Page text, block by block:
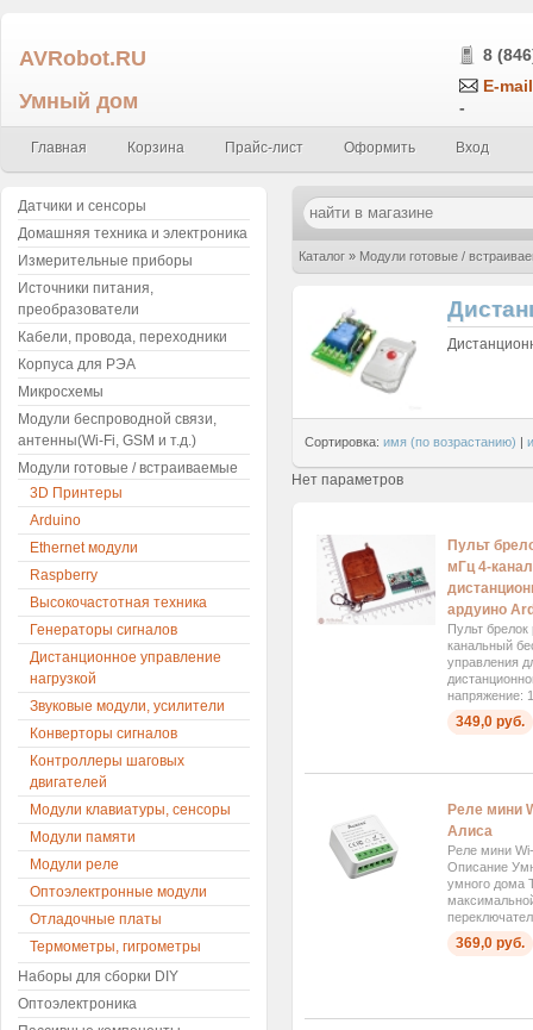
AVRobot.RU
Умный дом
8
E-
-
Главная Корзина Прайс-лист Оформить Вход
Каталог » Модули готовые /
Сортировка: имя (по возрастанию) |
Нет параметров
Пульт
мГц 4-
ардуино
Пульт
канальный
управления
напряжение:
349,0 руб.
Реле мини
Алиса
Реле мини
Описание
умного дома
369,0 руб.
Датчики и сенсоры
Домашняя техника и электроника
Измерительные приборы
Источники питания,
преобразователи
Кабели, провода, переходники
Корпуса для РЭА
Микросхемы
Модули беспроводной связи,
антенны(Wi-Fi, GSM и т.д.)
Модули готовые / встраиваемые
3D Принтеры
Arduino
Ethernet модули
Raspberry
Высокочастотная техника
Генераторы сигналов
Дистанционное управление
нагрузкой
Звуковые модули, усилители
Конверторы сигналов
Контроллеры шаговых
двигателей
Модули клавиатуры, сенсоры
Модули памяти
Модули реле
Оптоэлектронные модули
Отладочные платы
Термометры, гигрометры
Наборы для сборки DIY
Оптоэлектроника